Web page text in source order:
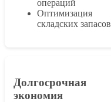
операций
Оптимизация
складских запасов
Долгосрочная
экономия